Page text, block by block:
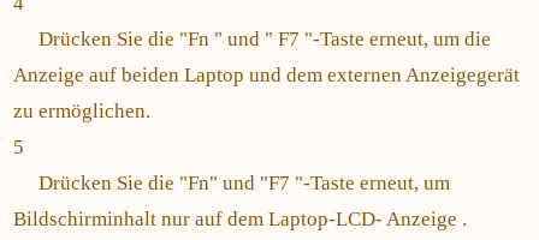
Drücken Sie die "Fn " und " F7 "-Taste erneut, um die
Anzeige auf beiden Laptop und dem externen Anzeigegerät
zu ermöglichen.
5
Drücken Sie die "Fn" und "F7 "-Taste erneut, um
Bildschirminhalt nur auf dem Laptop-LCD- Anzeige .